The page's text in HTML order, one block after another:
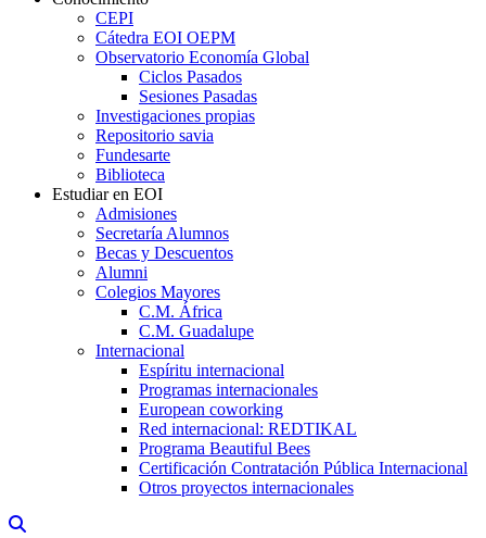
CEPI
Cátedra EOI OEPM
Observatorio Economía Global
Ciclos Pasados
Sesiones Pasadas
Investigaciones propias
Repositorio savia
Fundesarte
Biblioteca
Estudiar en EOI
Admisiones
Secretaría Alumnos
Becas y Descuentos
Alumni
Colegios Mayores
C.M. África
C.M. Guadalupe
Internacional
Espíritu internacional
Programas internacionales
European coworking
Red internacional: REDTIKAL
Programa Beautiful Bees
Certificación Contratación Pública Internacional
Otros proyectos internacionales